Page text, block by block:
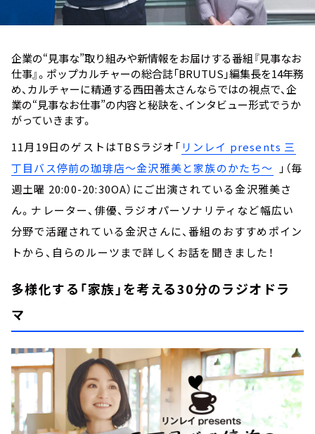
企業の“見事な”取り組みや新情報をお届けする番組『見事なお
仕事』。ポップカルチャーの総合誌「BRUTUS」編集長を14年務
め、カルチャーに精通する西田善太さんならではの視点で、企
業の“見事なお仕事”の内容と秘訣を、インタビュー形式でうか
がっていきます。
11月19日のゲストはTBSラジオ「 リンレイ presents 三
丁目バス停前の珈琲店～金沢雅美と家族のかたち～
」（毎
週土曜 20:00-20:30OA）にご出演されている金沢雅美さ
ん。ナレーター、俳優、ラジオパーソナリティなど幅広い
分野で活躍されている金沢さんに、番組のおすすめポイン
トから、自らのルーツまで詳しくお話を聞きました！
多様化する「家族」を考える30分のラジオドラ
マ